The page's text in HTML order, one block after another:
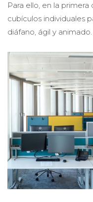
Para ello, en la primera
cubículos individuales
diáfano, ágil y animado.